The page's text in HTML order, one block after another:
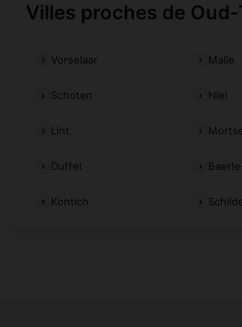
Villes proches de
Vorselaar Malle
Schoten Niel
Lint
Duffel
Kontich